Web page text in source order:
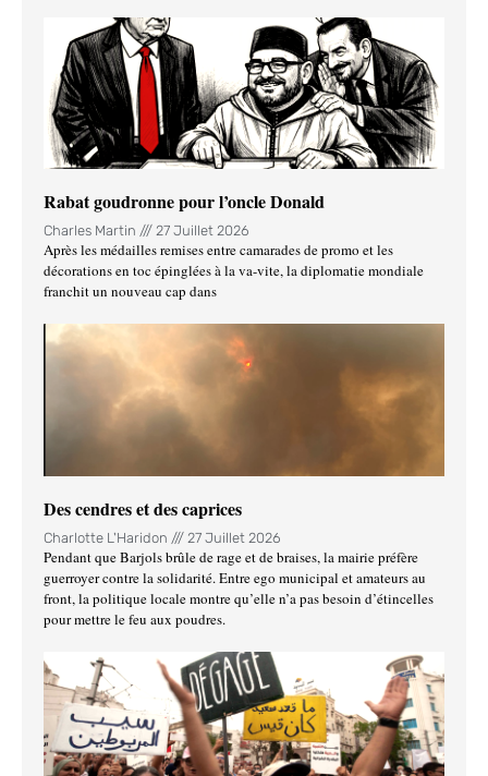
Rabat goudronne pour l’oncle Donald
Charles Martin 27 Juillet 2026
Après les médailles remises entre camarades de promo et les
décorations en toc épinglées à la va-vite, la diplomatie mondiale
franchit un nouveau cap dans
Des cendres et des caprices
Charlotte L'Haridon 27 Juillet 2026
Pendant que Barjols brûle de rage et de braises, la mairie préfère
guerroyer contre la solidarité. Entre ego municipal et amateurs au
front, la politique locale montre qu’elle n’a pas besoin d’étincelles
pour mettre le feu aux poudres.